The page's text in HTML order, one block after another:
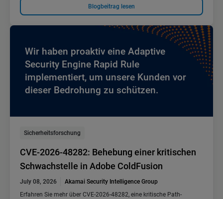
Blogbeitrag lesen
Wir haben proaktiv eine Adaptive
Security Engine Rapid Rule
implementiert, um unsere Kunden vor
dieser Bedrohung zu schützen.
Sicherheitsforschung
CVE-2026-48282: Behebung einer kritischen
Schwachstelle in Adobe ColdFusion
July 08, 2026
Akamai Security Intelligence Group
Erfahren Sie mehr über CVE-2026-48282, eine kritische Path-